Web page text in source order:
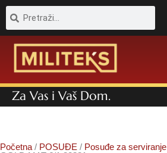
Pretraga
Za Vas i Vaš Dom.
Početna / POSUĐE / Posuđe za serviranje